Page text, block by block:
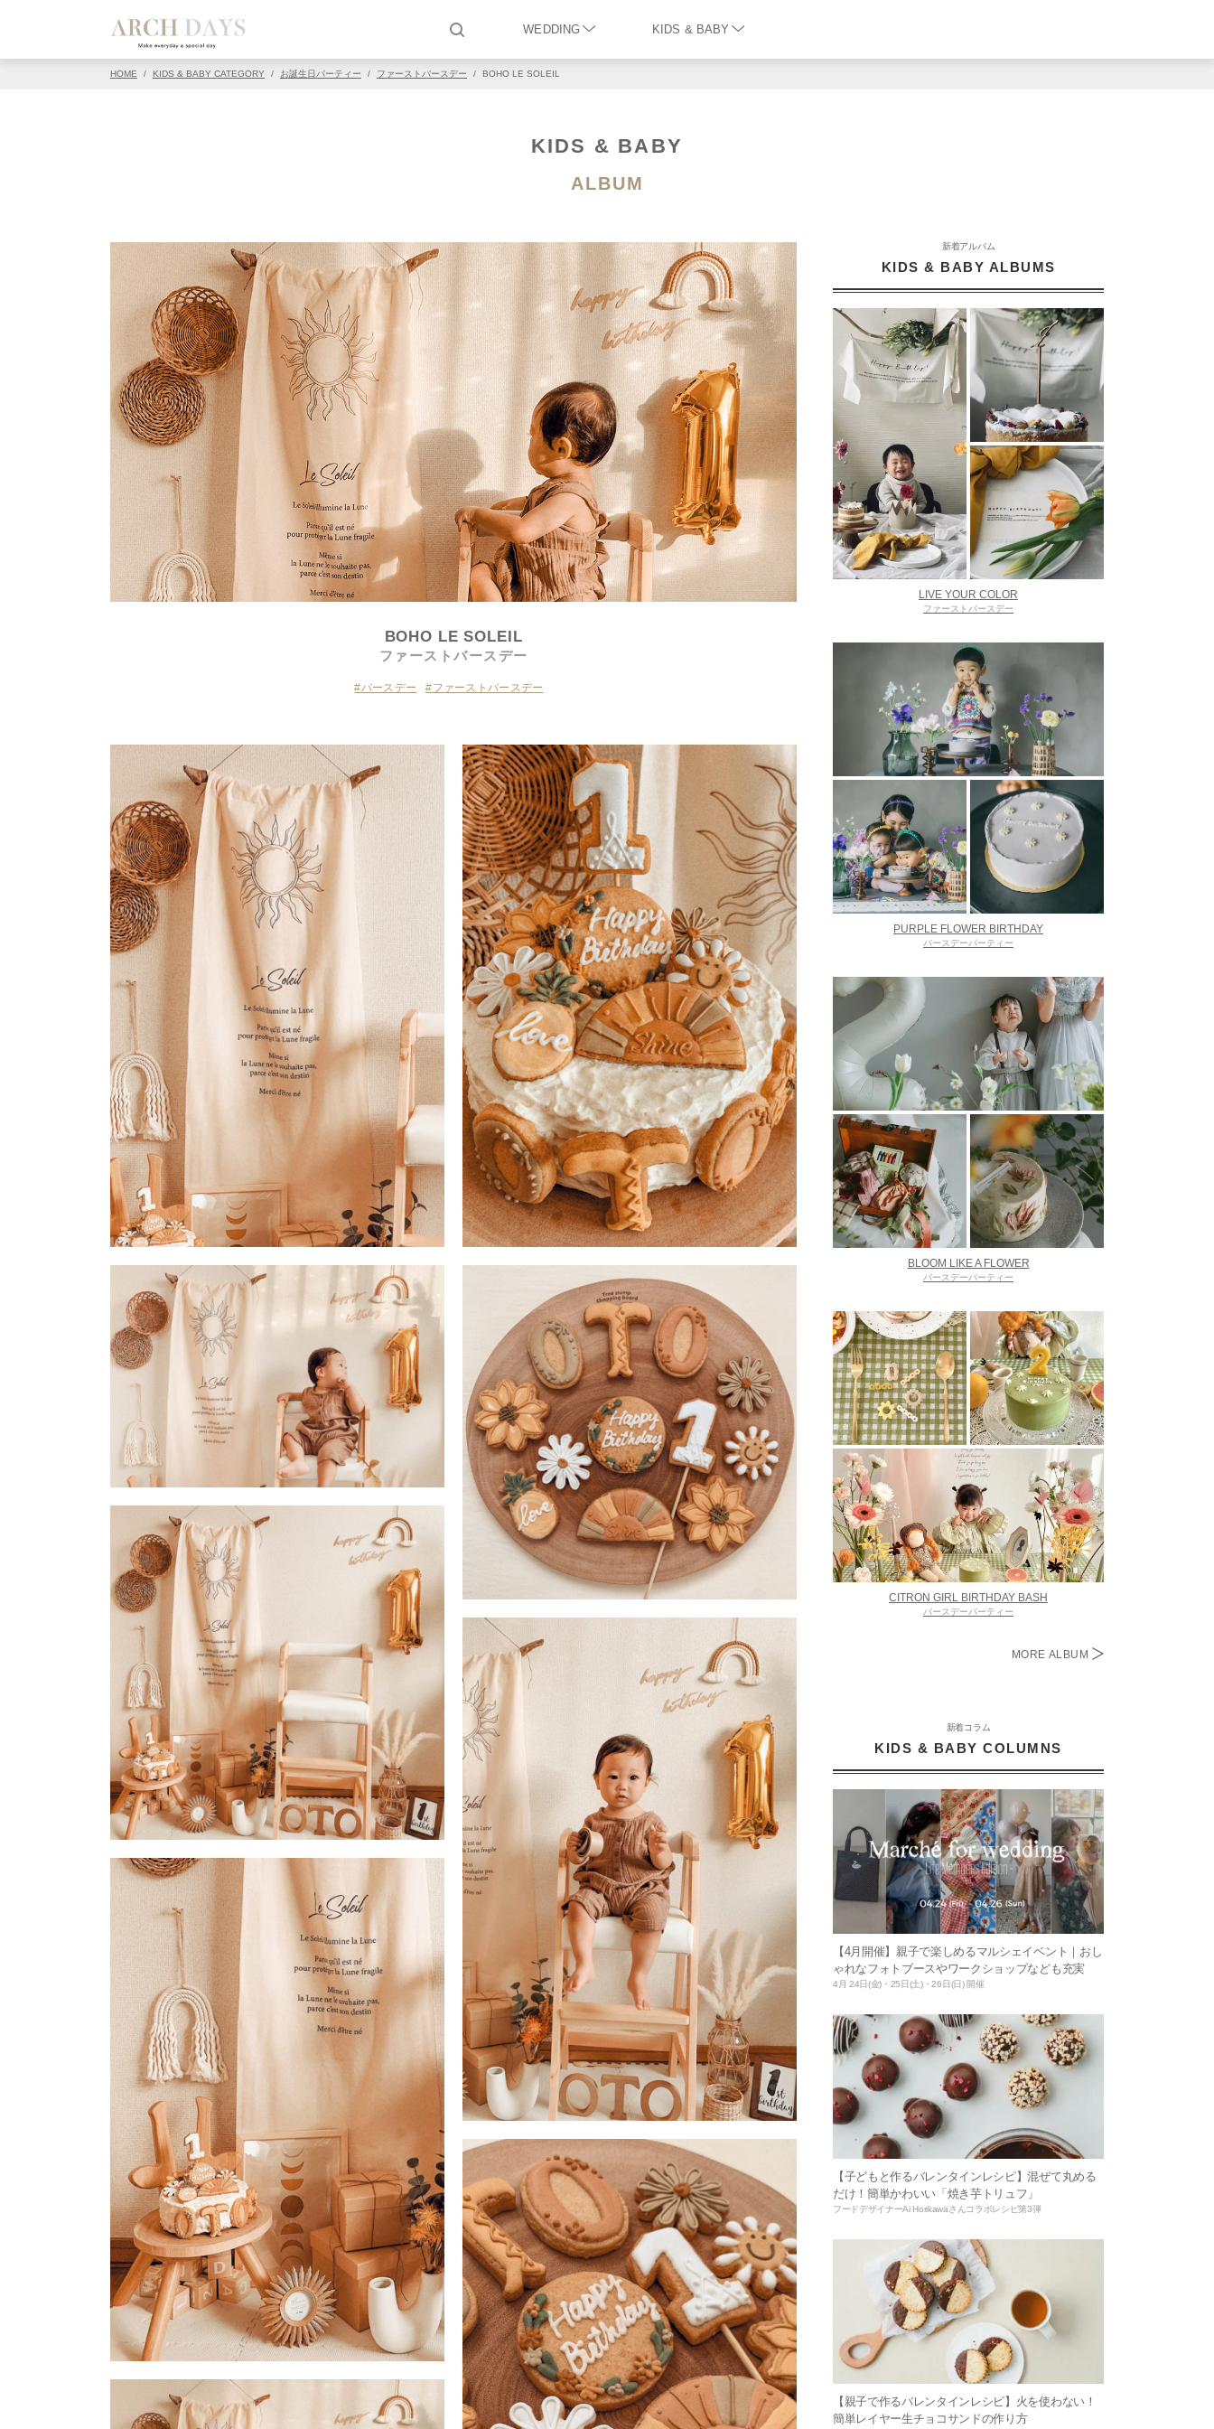
WEDDING KIDS & BABY
HOME / KIDS & BABY CATEGORY / お誕生日パーティー / ファーストバースデー / BOHO LE SOLEIL
KIDS & BABY
ALBUM
BOHO LE SOLEIL
ファーストバースデー
バースデー ファーストバースデー
新着アルバム
KIDS & BABY ALBUMS
LIVE YOUR COLOR
ファーストバースデー
PURPLE FLOWER BIRTHDAY
バースデーパーティー
BLOOM LIKE A FLOWER
バースデーパーティー
CITRON GIRL BIRTHDAY BASH
バースデーパーティー
MORE ALBUM
新着コラム
KIDS & BABY COLUMNS
【4月開催】親子で楽しめるマルシェイベント｜おし
ゃれなフォトブースやワークショップなども充実
4月 24日(金)・25日(土)・26日(日) 開催
【子どもと作るバレンタインレシピ】混ぜて丸める
だけ！簡単かわいい「焼き芋トリュフ」
フードデザイナーAi Horikawaさんコラボレシピ第3弾
【親子で作るバレンタインレシピ】火を使わない！
簡単レイヤー生チョコサンドの作り方